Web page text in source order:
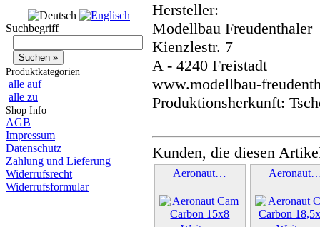
Suchbegriff
Produktkategorien
alle auf
alle zu
Shop Info
AGB
Impressum
Datenschutz
Zahlung und Lieferung
Widerrufsrecht
Widerrufsformular
Hersteller:
Modellbau Freudenthaler
Kienzlestr. 7
A - 4240 Freistadt
www.modellbau-
Produktionsherkunft:
Kunden, die diesen
Aeronaut…